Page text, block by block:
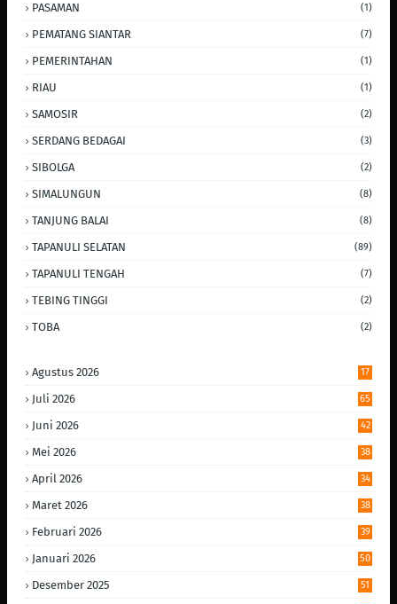
PASAMAN (1)
PEMATANG SIANTAR (7)
PEMERINTAHAN (1)
RIAU (1)
SAMOSIR (2)
SERDANG BEDAGAI (3)
SIBOLGA (2)
SIMALUNGUN (8)
TANJUNG BALAI (8)
TAPANULI SELATAN (89)
TAPANULI TENGAH (7)
TEBING TINGGI (2)
TOBA (2)
Agustus 2026 17
Juli 2026 65
Juni 2026 42
Mei 2026 38
April 2026 34
Maret 2026 38
Februari 2026 39
Januari 2026 50
Desember 2025 51